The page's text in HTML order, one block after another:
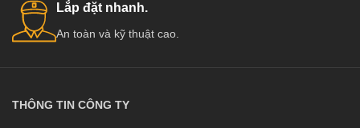
Lắp đặt nhanh.
An toàn và kỹ thuật cao.
THÔNG TIN CÔNG TY